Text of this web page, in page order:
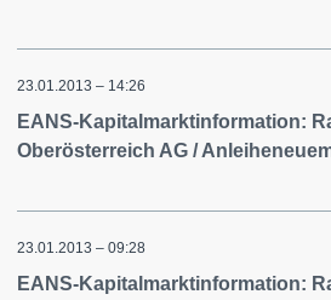
23.01.2013 – 14:26
EANS-Kapitalmarktinformation:
Oberösterreich AG /
23.01.2013 – 09:28
EANS-Kapitalmarktinformation: